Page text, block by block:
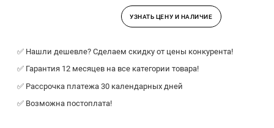
УЗНАТЬ ЦЕНУ И НАЛИЧИЕ
✅ Нашли дешевле? Сделаем скидку от цены конкурента!
✅ Гарантия 12 месяцев на все категории товара!
✅ Рассрочка платежа 30 календарных дней
✅ Возможна постоплата!